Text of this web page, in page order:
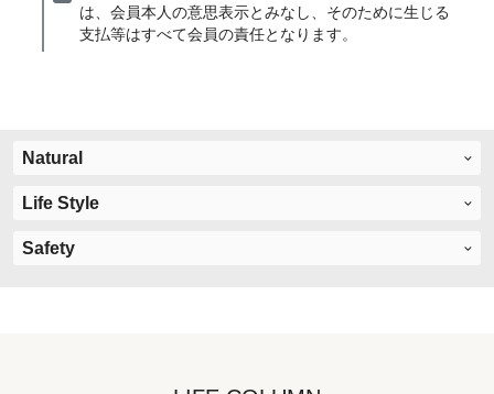
Natural
Life Style
Safety
は、会員本人の意思表示とみなし、そのために生じる
支払等はすべて会員の責任となります。